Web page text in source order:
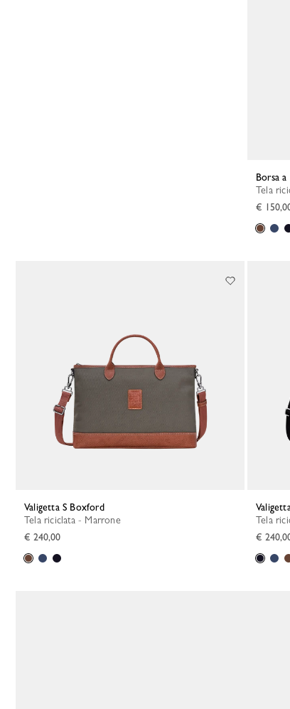
Borsa
Tela
€
Valigetta S Boxford
Tela riciclata - Marrone
€ 240,00
Tela
€